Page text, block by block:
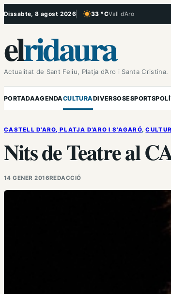
Vés
Dissabte, 8 agost 2026 33 °CVall d’Aro
, Cel serè
elridaura
Actualitat de Sant Feliu, Platja d’Aro i Santa Cristina.
PORTADAAGENDACULTURADIVERSOSESPORTS
CASTELL D’ARO, PLATJA D’ARO I S’AGARÓ,
Nits de Teatre al
14 GENER 2016REDACCIÓ